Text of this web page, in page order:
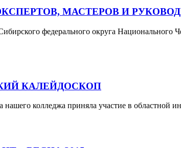
МАСТЕРОВ И
федерального округа
КАЛЕЙДОСКОП
нашего колледжа приняла участие в областной